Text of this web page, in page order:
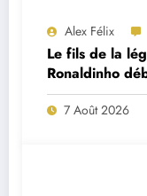
Alex Félix
Le fils de la
Ronaldinho
7 Août 2026